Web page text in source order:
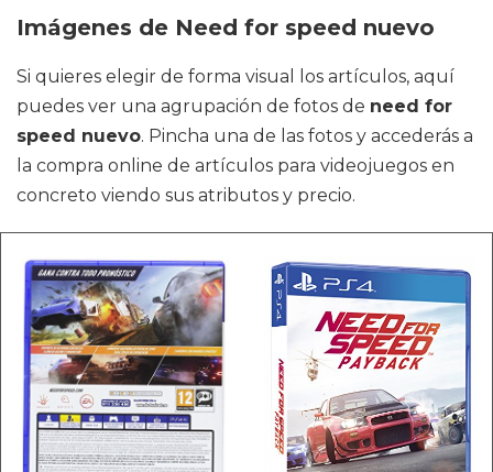
Imágenes de Need for speed nuevo
Si quieres elegir de forma visual los artículos, aquí
puedes ver una agrupación de fotos de need for
speed nuevo. Pincha una de las fotos y accederás a
la compra online de artículos para videojuegos en
concreto viendo sus atributos y precio.